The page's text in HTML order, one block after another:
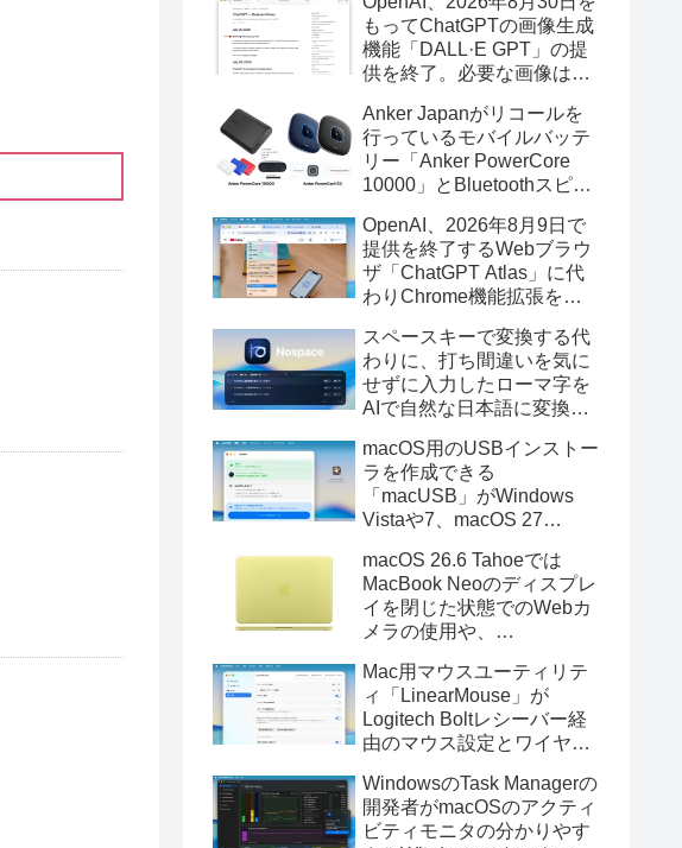
もってChatGPTの画像生成
機能「DALL·E GPT」の提
供を終了。必要な画像は期
Anker Japanがリコールを
行っているモバイルバッテ
リー「Anker PowerCore
10000」とBluetoothスピー
辺を焼損する火災が6月に3
件発生していたそうなので
注意を。
OpenAI、2026年8月9日で
提供を終了するWebブラウ
ザ「ChatGPT Atlas」に代
わりChrome機能拡張をア
画の質問やAsk ChatGPT機
能を追加。
スペースキーで変換する代
わりに、打ち間違いを気に
せずに入力したローマ字を
AIで自然な日本語に変換し
力アプリ「Nospace」がリ
リース。
macOS用のUSBインストー
ラを作成できる
「macUSB」がWindows
Vistaや7、macOS 27
トーラの作成に対応。
macOS 26.6 Tahoeでは
MacBook Neoのディスプレ
イを閉じた状態でのWebカ
メラの使用や、
利用しMacBook Neoを復元
する際の安定性が向上。
Mac用マウスユーティリテ
ィ「LinearMouse」が
Logitech Boltレシーバー経
由のマウス設定とワイヤレ
ックボールに対応。
WindowsのTask Managerの
開発者がmacOSのアクティ
ビティモニタの分かりやす